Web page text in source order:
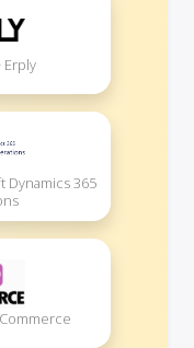
Erply
Dynamics 365